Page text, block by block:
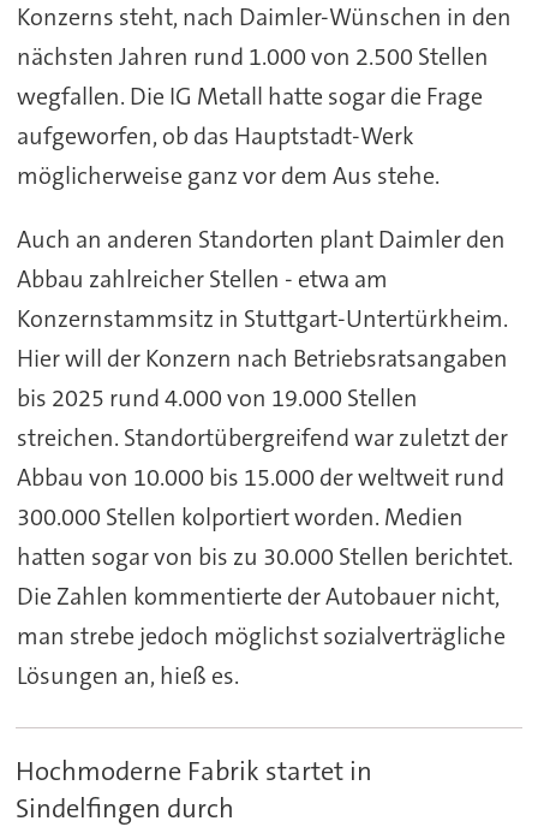
Konzerns steht, nach Daimler-Wünschen in den
nächsten Jahren rund 1.000 von 2.500 Stellen
wegfallen. Die IG Metall hatte sogar die Frage
aufgeworfen, ob das Hauptstadt-Werk
möglicherweise ganz vor dem Aus stehe.
Auch an anderen Standorten plant Daimler den
Abbau zahlreicher Stellen - etwa am
Konzernstammsitz in Stuttgart-Untertürkheim.
Hier will der Konzern nach Betriebsratsangaben
bis 2025 rund 4.000 von 19.000 Stellen
streichen. Standortübergreifend war zuletzt der
Abbau von 10.000 bis 15.000 der weltweit rund
300.000 Stellen kolportiert worden. Medien
hatten sogar von bis zu 30.000 Stellen berichtet.
Die Zahlen kommentierte der Autobauer nicht,
man strebe jedoch möglichst sozialverträgliche
Lösungen an, hieß es.
Hochmoderne Fabrik startet in
Sindelfingen durch